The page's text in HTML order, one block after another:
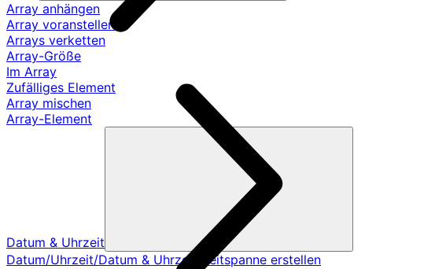
Array anhängen
Array voranstellen
Arrays verketten
Array-Größe
Im Array
Zufälliges Element
Array mischen
Array-Element
Datum & Uhrzeit
Datum/Uhrzeit/Datum & Uhrzeit/Zeitspanne erstellen